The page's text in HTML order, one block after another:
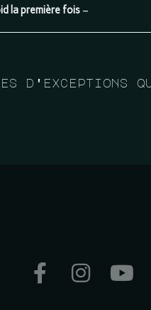
la première fois –
d'exceptions